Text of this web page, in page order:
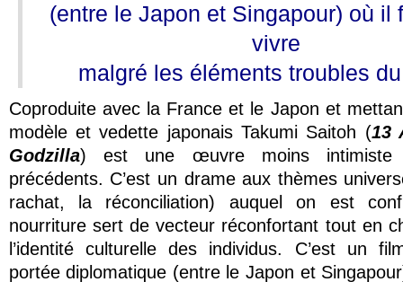
(entre le Japon et Singapour) où il
vivre
malgré les éléments troubles
Coproduite avec la France et le Japon et
modèle et vedette japonais Takumi Saitoh (13
Godzilla) est une œuvre moins
précédents. C’est un drame aux thèmes
rachat, la réconciliation) auquel on est
nourriture sert de vecteur réconfortant tout en
l’identité culturelle des individus. C’est un
portée diplomatique (entre le Japon et